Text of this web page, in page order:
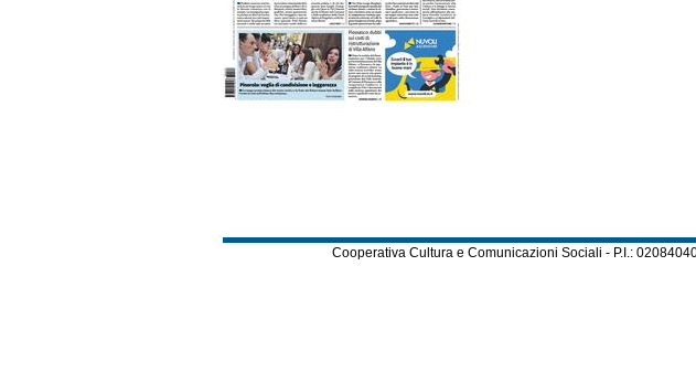
Cooperativa Cultura e Comunicazioni Sociali - P.I.: